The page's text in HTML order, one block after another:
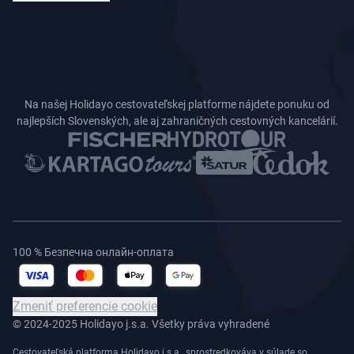
Na našej Holidayo cestovateľskej platforme nájdete ponuku od
najlepších Slovenských, ale aj zahraničných cestovných kancelárií.
© 2024-2025 Holidayo j.s.a. Všetky práva vyhradené
100 % Безпечна онлайн-оплата
Zmeniť preferencie cookie